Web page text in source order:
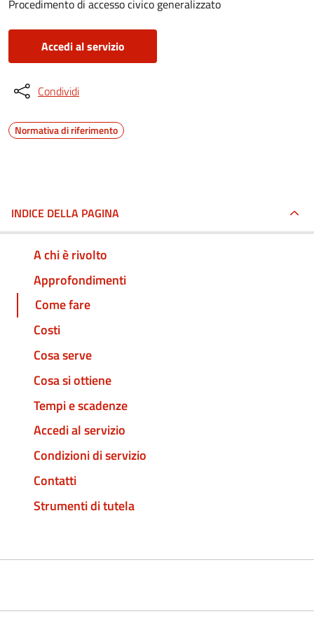
Procedimento di accesso civico generalizzato
Accedi al servizio
Condividi
Normativa di riferimento
INDICE DELLA PAGINA
A chi è rivolto
Approfondimenti
Come fare
Costi
Cosa serve
Cosa si ottiene
Tempi e scadenze
Accedi al servizio
Condizioni di servizio
Contatti
Strumenti di tutela